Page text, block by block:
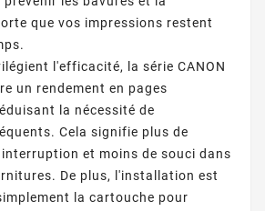
que vos impressions restent
l'efficacité, la série CANON
un rendement en pages
la nécessité de
Cela signifie plus de
et moins de souci dans
De plus, l'installation est
la cartouche pour